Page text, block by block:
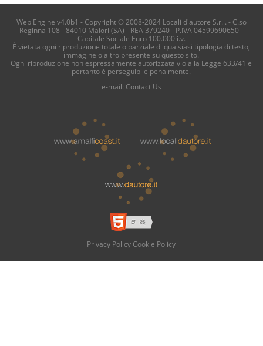
Web Engine v4.0b1 - Copyright © 2008-2024 Locali d'autore S.r.l. - C.so
Reginna 108 - 84010 Maiori (SA) - REA 379240 - P.IVA 04599690650 -
Capitale Sociale Euro 100.000 i.v.
È vietata ogni riproduzione totale o parziale di qualsiasi tipologia di testo,
immagine o altro presente su questo sito.
Ogni riproduzione non espressamente autorizzata viola la Legge 633/41 e
pertanto è perseguibile penalmente.
e-mail: Contact Us
Privacy Policy Cookie Policy